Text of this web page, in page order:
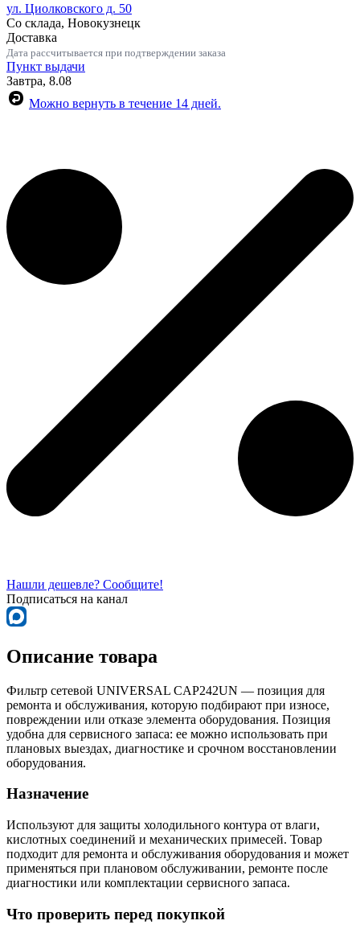
ул. Циолковского д. 50
Со склада, Новокузнецк
Доставка
Дата рассчитывается при подтверждении заказа
Пункт выдачи
Завтра, 8.08
Можно вернуть в течение 14 дней.
Нашли дешевле? Сообщите!
Подписаться на канал
Описание товара
Фильтр сетевой UNIVERSAL CAP242UN — позиция для
ремонта и обслуживания, которую подбирают при износе,
повреждении или отказе элемента оборудования. Позиция
удобна для сервисного запаса: ее можно использовать при
плановых выездах, диагностике и срочном восстановлении
оборудования.
Назначение
Используют для защиты холодильного контура от влаги,
кислотных соединений и механических примесей. Товар
подходит для ремонта и обслуживания оборудования и может
применяться при плановом обслуживании, ремонте после
диагностики или комплектации сервисного запаса.
Что проверить перед покупкой